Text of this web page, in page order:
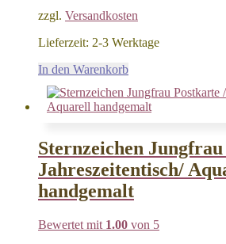
zzgl. Versandkosten
Lieferzeit: 2-3 Werktage
In den Warenkorb
Sternzeichen
Jahreszeitentisch/
handgemalt
Bewertet mit 1.00 von 5